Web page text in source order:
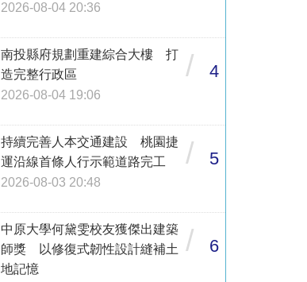
2026-08-04 20:36
南投縣府規劃重建綜合大樓 打
造完整行政區
2026-08-04 19:06
/ 4
持續完善人本交通建設 桃園捷
運沿線首條人行示範道路完工
2026-08-03 20:48
/ 5
中原大學何黛雯校友獲傑出建築
師獎 以修復式韌性設計縫補土
地記憶
/ 6